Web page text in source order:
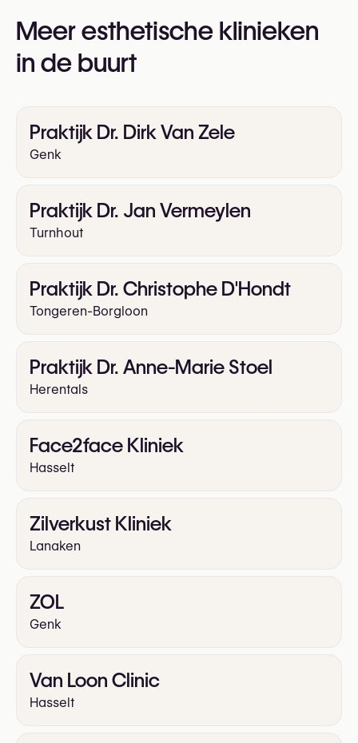
Meer esthetische klinieken
in de buurt
Praktijk Dr. Dirk Van Zele
Genk
Praktijk Dr. Jan Vermeylen
Turnhout
Praktijk Dr. Christophe D'Hondt
Tongeren-Borgloon
Praktijk Dr. Anne-Marie Stoel
Herentals
Face2face Kliniek
Hasselt
Zilverkust Kliniek
Lanaken
ZOL
Genk
Van Loon Clinic
Hasselt